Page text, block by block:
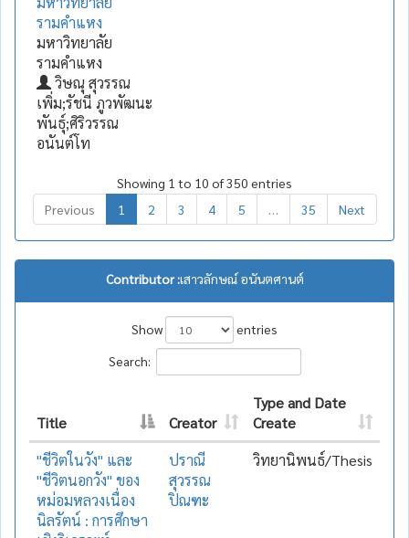
รามคำแหง
มหาวิทยาลัย
รามคำแหง
วิษณุ สุวรรณ
เพิ่ม;รัชนี ภูวพัฒนะ
พันธุ์;ศิริวรรณ
อนันต์โท
Showing 1 to 10 of 350 entries
Previous
1 2 3 4 5 35 Next
Contributor :เสาวลักษณ์ อนันตศานต์
Show
entries
Search:
Title Creator
Type and Date
Create
"ชีวิตในวัง" และ
"ชีวิตนอกวัง" ของ
หม่อมหลวงเนื่อง
นิลรัตน์ : การศึกษา
ปราณี
สุวรรณ
ปิณฑะ
วิทยานิพนธ์/Thesis